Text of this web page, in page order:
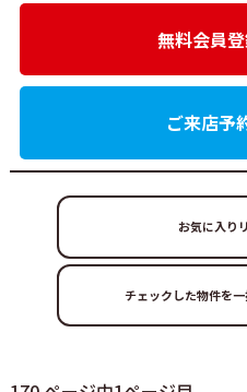
無料会員
ご来店予
お気に入り